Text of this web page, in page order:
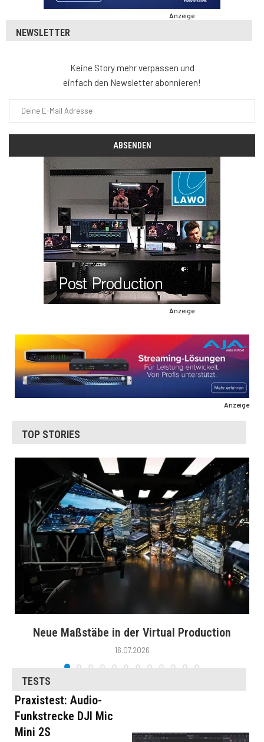
Anzeige
NEWSLETTER
Keine Story mehr verpassen und
einfach den Newsletter abonnieren!
Anzeige
Anzeige
TOP STORIES
Neue Maßstäbe in der Virtual Production
16.07.2026
TESTS
Praxistest: Audio-
Funkstrecke DJI Mic
Mini 2S